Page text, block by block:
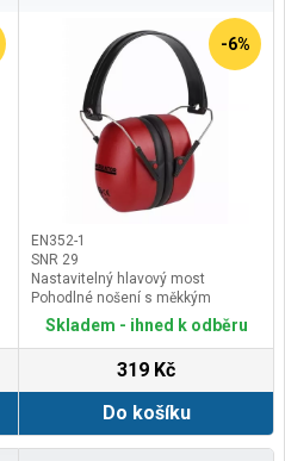
-6%
EN352-1
SNR 29
Nastavitelný hlavový most
Pohodlné nošení s měkkým
polstrováním
Skladem - ihned k odběru
319 Kč
Do košíku